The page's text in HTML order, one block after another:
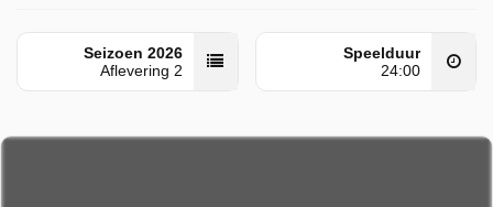
Seizoen 2026
Aflevering 2
Speelduur
24:00